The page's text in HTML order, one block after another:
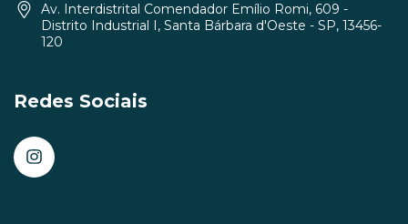
Av. Interdistrital Comendador Emílio Romi, 609 -
Distrito Industrial I, Santa Bárbara d'Oeste - SP, 13456-
120
Redes Sociais